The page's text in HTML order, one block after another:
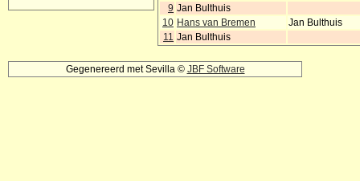
9 Jan Bulthuis
10 Hans van Bremen
Jan Bulthuis
11 Jan Bulthuis
Gegenereerd met Sevilla © JBF Software